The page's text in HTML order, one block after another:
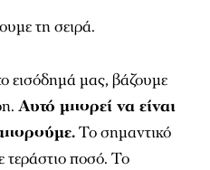
τη σειρά.
εισόδημά μας, βάζουμε
Αυτό μπορεί να είναι
Το σημαντικό
τεράστιο ποσό. Το